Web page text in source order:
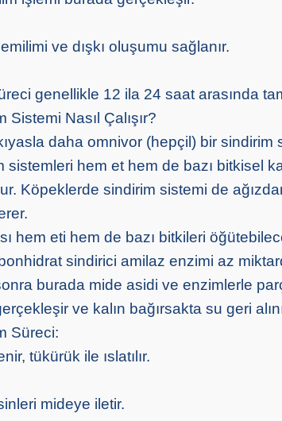
ve dışkı oluşumu sağlanır.
genellikle 12 ila 24 saat arasında
Nasıl Çalışır?
daha omnivor (hepçil) bir sindirim
sistemleri hem et hem de bazı bitkisel
Köpeklerde sindirim sistemi de
hem eti hem de bazı bitkileri
sindirici amilaz enzimi az
burada mide asidi ve enzimlerle
ve kalın bağırsakta su geri
Süreci:
tükürük ile ıslatılır.
mideye iletir.